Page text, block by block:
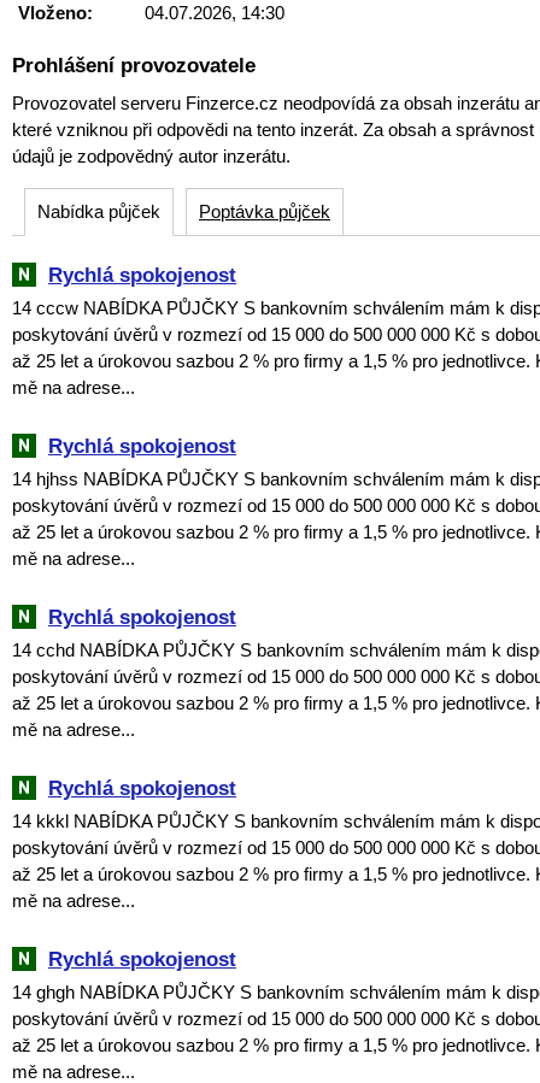
Vloženo:
04.07.2026, 14:30
Prohlášení provozovatele
Provozovatel serveru Finzerce.cz neodpovídá za obsah inzerátu
které vzniknou při odpovědi na tento inzerát. Za obsah a
údajů je zodpovědný autor inzerátu.
Nabídka půjček Poptávka půjček
Rychlá spokojenost
14 cccw NABÍDKA PŮJČKY S bankovním schválením mám k
poskytování úvěrů v rozmezí od 15 000 do 500 000 000 Kč s
až 25 let a úrokovou sazbou 2 % pro firmy a 1,5 % pro jednotlivce.
mě na adrese...
Rychlá spokojenost
14 hjhss NABÍDKA PŮJČKY S bankovním schválením mám k
poskytování úvěrů v rozmezí od 15 000 do 500 000 000 Kč s
až 25 let a úrokovou sazbou 2 % pro firmy a 1,5 % pro jednotlivce.
mě na adrese...
Rychlá spokojenost
14 cchd NABÍDKA PŮJČKY S bankovním schválením mám k
poskytování úvěrů v rozmezí od 15 000 do 500 000 000 Kč s
až 25 let a úrokovou sazbou 2 % pro firmy a 1,5 % pro jednotlivce.
mě na adrese...
Rychlá spokojenost
14 kkkl NABÍDKA PŮJČKY S bankovním schválením mám k
poskytování úvěrů v rozmezí od 15 000 do 500 000 000 Kč s
až 25 let a úrokovou sazbou 2 % pro firmy a 1,5 % pro jednotlivce.
mě na adrese...
Rychlá spokojenost
14 ghgh NABÍDKA PŮJČKY S bankovním schválením mám k
poskytování úvěrů v rozmezí od 15 000 do 500 000 000 Kč s
až 25 let a úrokovou sazbou 2 % pro firmy a 1,5 % pro jednotlivce.
mě na adrese...